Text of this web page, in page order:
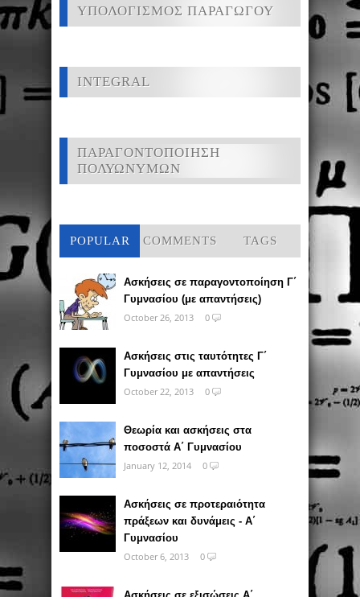
ΥΠΟΛΟΓΙΣΜΟΣ ΠΑΡΑΓΩΓΟΥ
INTEGRAL
ΠΑΡΑΓΟΝΤΟΠΟΙΗΣΗ
ΠΟΛΥΩΝΥΜΩΝ
POPULAR COMMENTS TAGS
Ασκήσεις σε παραγοντοποίηση Γ΄
Γυμνασίου (με απαντήσεις)
October 26, 2013
0
Ασκήσεις στις ταυτότητες Γ΄
Γυμνασίου με απαντήσεις
October 22, 2013
0
Θεωρία και ασκήσεις στα
ποσοστά Α΄ Γυμνασίου
January 12, 2014
0
Ασκήσεις σε προτεραιότητα
πράξεων και δυνάμεις - Α΄
Γυμνασίου
October 6, 2013
0